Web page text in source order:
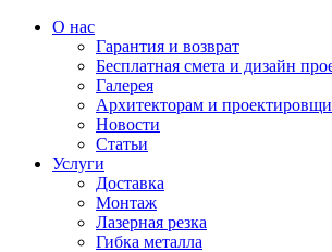
О нас
Гарантия и возврат
Бесплатная смета и дизайн
Галерея
Архитекторам и
Новости
Статьи
Услуги
Доставка
Монтаж
Лазерная резка
Гибка металла